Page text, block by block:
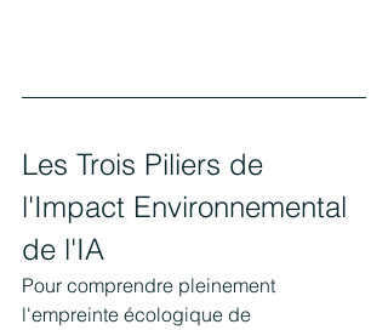
Les Trois Piliers de
l'Impact Environnemental
de l'IA
Pour comprendre pleinement
l'empreinte écologique de